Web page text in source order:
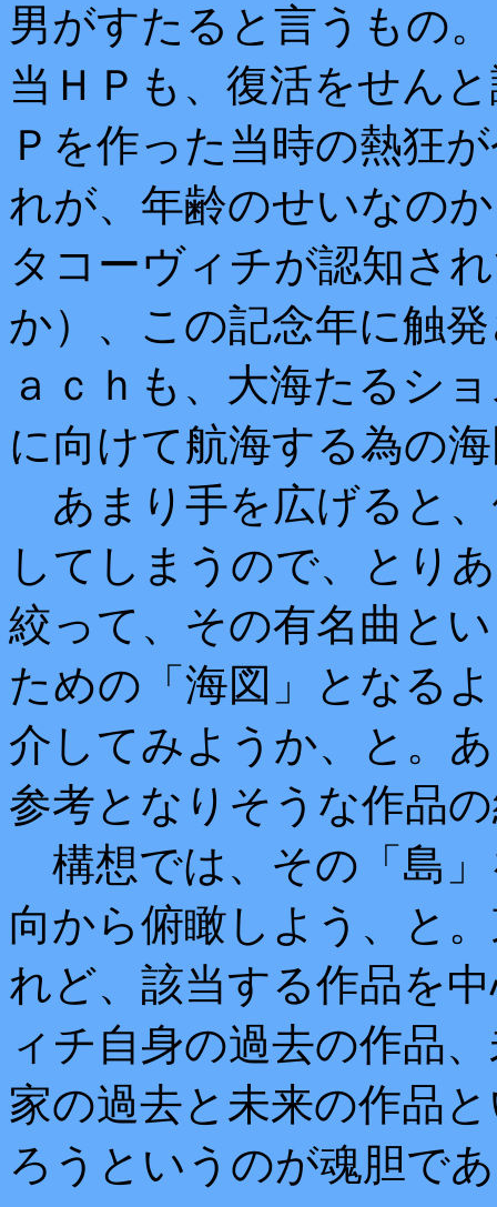
男がすたると言うもの
当ＨＰも、復活をせん
Ｐを作った当時の熱狂
れが、年齢のせいなの
タコーヴィチが認知さ
か）、この記念年に触
ａｃｈも、大海たるシ
に向けて航海する為の
あまり手を広げると
してしまうので、とり
絞って、その有名曲と
ための「海図」となる
介してみようか、と。
参考となりそうな作品
構想では、その「島
向から俯瞰しよう、と
れど、該当する作品を
ィチ自身の過去の作品
家の過去と未来の作品
ろうというのが魂胆で